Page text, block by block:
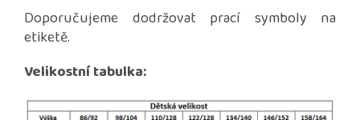
Doporučujeme dodržovat prací symboly na
etiketě.
Velikostní tabulka: